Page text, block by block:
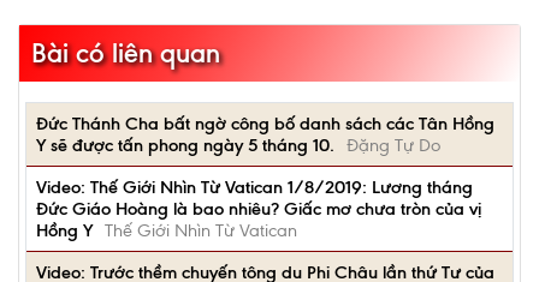
Bài có liên quan
Đức Thánh Cha bất ngờ công bố danh sách các Tân Hồng
Y sẽ được tấn phong ngày 5 tháng 10.
Đặng Tự Do
Video: Thế Giới Nhìn Từ Vatican 1/8/2019: Lương tháng
Đức Giáo Hoàng là bao nhiêu? Giấc mơ chưa tròn của vị
Hồng Y Thế Giới Nhìn Từ Vatican
Video: Trước thềm chuyến tông du Phi Châu lần thứ Tư của